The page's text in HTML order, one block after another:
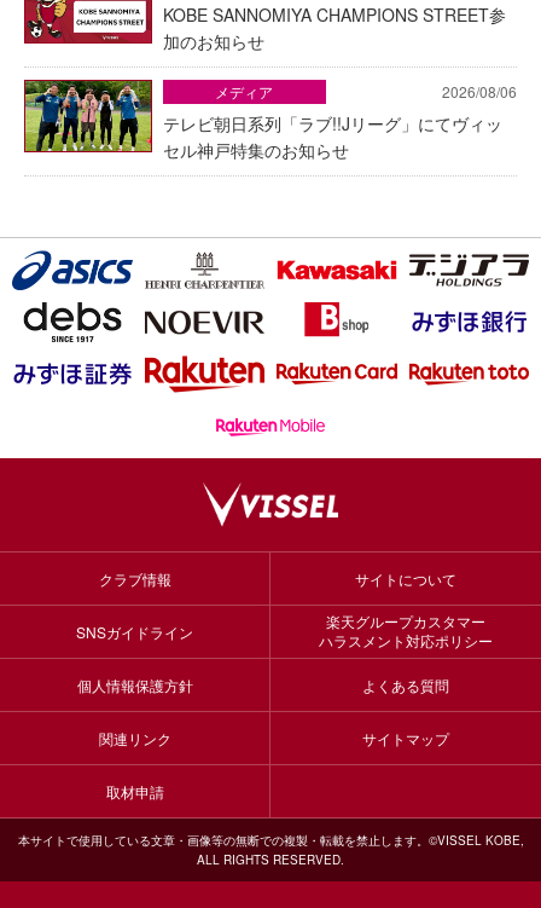
KOBE SANNOMIYA CHAMPIONS STREET参
加のお知らせ
2026/08/06
テレビ朝日系列「ラブ!!Jリーグ」にてヴィッ
セル神戸特集のお知らせ
メディア
クラブ情報 サイトについて
SNSガイドライン
楽天グループカスタマー
ハラスメント対応ポリシー
個人情報保護方針 よくある質問
関連リンク サイトマップ
取材申請
本サイトで使用している文章・画像等の無断での複製・転載を禁止します。©VISSEL KOBE,
ALL RIGHTS RESERVED.